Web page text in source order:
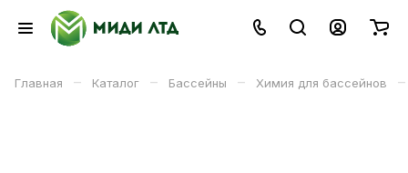
Главная – Каталог – Бассейны – Химия для бассейнов –